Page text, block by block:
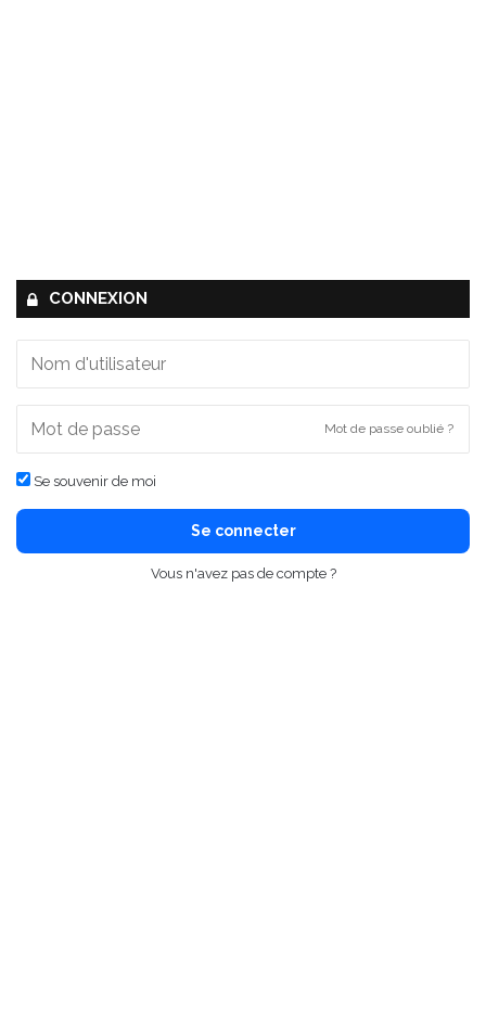
CONNEXION
Mot de passe oublié ?
Se souvenir de moi
Se connecter
Vous n'avez pas de compte ?